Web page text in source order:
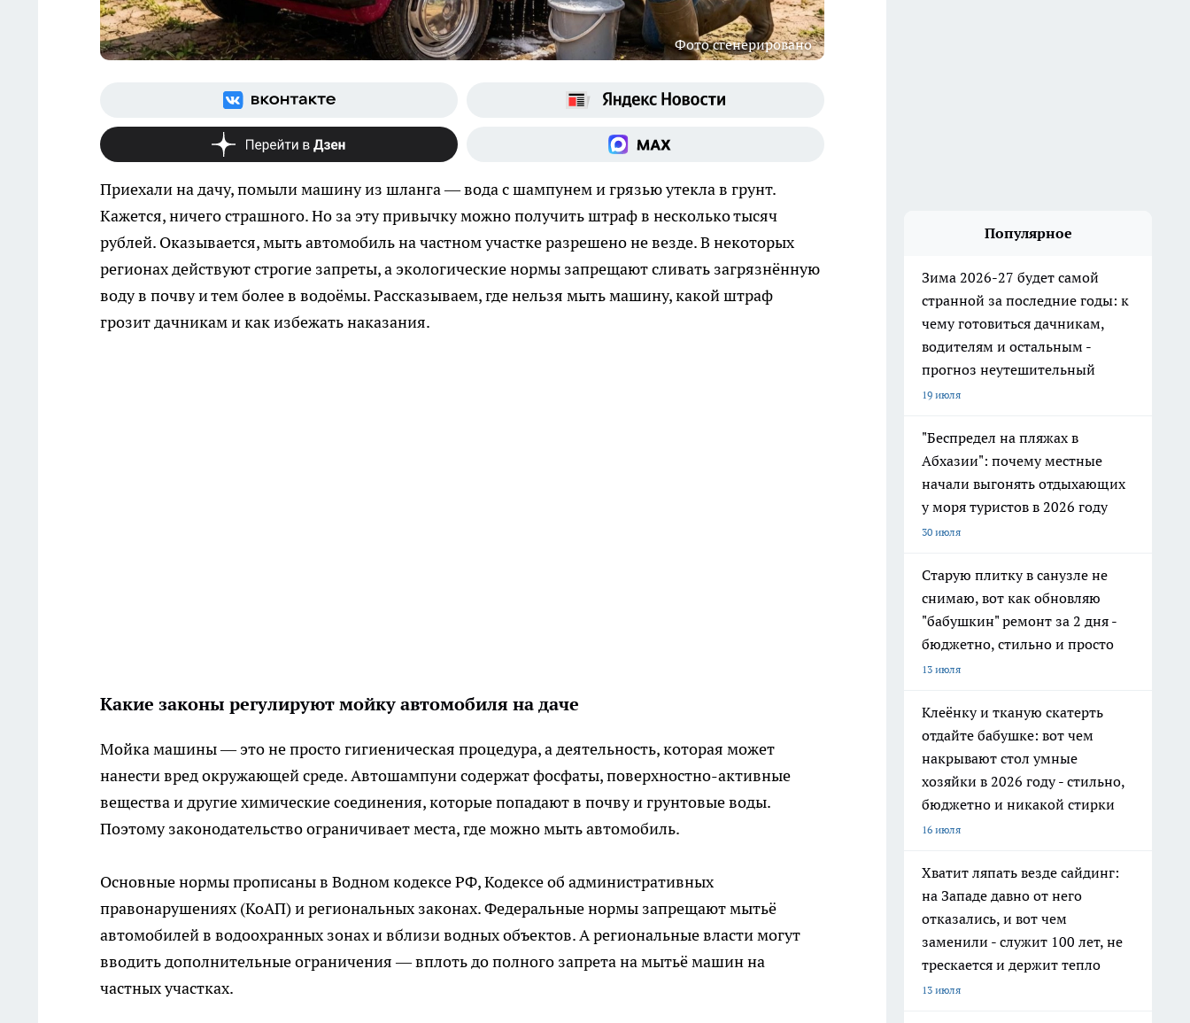
Фото сгенерировано
Приехали на дачу, помыли машину из шланга — вода с шампунем и грязью утекла в грунт.
Кажется, ничего страшного. Но за эту привычку можно получить штраф в несколько тысяч
рублей. Оказывается, мыть автомобиль на частном участке разрешено не везде. В некоторых
регионах действуют строгие запреты, а экологические нормы запрещают сливать загрязнённую
воду в почву и тем более в водоёмы. Рассказываем, где нельзя мыть машину, какой штраф
грозит дачникам и как избежать наказания.
Какие законы регулируют мойку автомобиля на даче
Мойка машины — это не просто гигиеническая процедура, а деятельность, которая может
нанести вред окружающей среде. Автошампуни содержат фосфаты, поверхностно-активные
вещества и другие химические соединения, которые попадают в почву и грунтовые воды.
Поэтому законодательство ограничивает места, где можно мыть автомобиль.
Основные нормы прописаны в Водном кодексе РФ, Кодексе об административных
правонарушениях (КоАП) и региональных законах. Федеральные нормы запрещают мытьё
автомобилей в водоохранных зонах и вблизи водных объектов. А региональные власти могут
вводить дополнительные ограничения — вплоть до полного запрета на мытьё машин на
частных участках.
Популярное
Зима 2026-27 будет самой
странной за последние годы: к
чему готовиться дачникам,
водителям и остальным -
прогноз неутешительный
19 июля
"Беспредел на пляжах в
Абхазии": почему местные
начали выгонять отдыхающих
у моря туристов в 2026 году
30 июля
Старую плитку в санузле не
снимаю, вот как обновляю
"бабушкин" ремонт за 2 дня -
бюджетно, стильно и просто
13 июля
Клеёнку и тканую скатерть
отдайте бабушке: вот чем
накрывают стол умные
хозяйки в 2026 году - стильно,
бюджетно и никакой стирки
16 июля
Хватит ляпать везде сайдинг:
на Западе давно от него
отказались, и вот чем
заменили - служит 100 лет, не
трескается и держит тепло
13 июля